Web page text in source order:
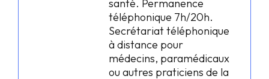
santé. Permanence
téléphonique 7h/20h.
Secrétariat téléphonique
à distance pour
médecins, paramédicaux
ou autres praticiens de la